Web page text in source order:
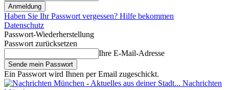
Haben Sie Ihr Passwort vergessen? Hilfe bekommen
Datenschutz
Passwort-Wiederherstellung
Passwort zurücksetzen
Ihre E-Mail-Adresse
Ein Passwort wird Ihnen per Email zugeschickt.
Nachrichten